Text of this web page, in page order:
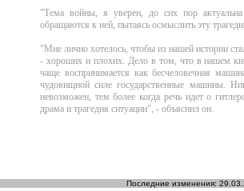
"Тема войны, я уверен, до сих пор
обращаются к ней, пытаясь осмыслить эту
"Мне лично хотелось, чтобы из нашей истории
- хороших и плохих. Дело в том, что в нашем
чаще воспринимается как бесчеловечная
чудовищной силе государственные машины.
невозможен, тем более когда речь идет о
драма и трагедия ситуации", - объяснил он.
Последние